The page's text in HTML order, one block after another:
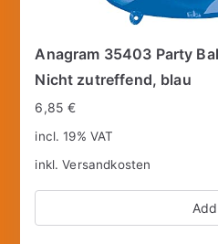
Anagram 35403 Party
Nicht zutreffend, blau
6,85€
incl. 19% VAT
inkl.Versandkosten